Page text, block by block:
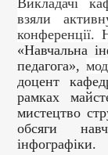
Викладачі
взяли
конференції.
«Навчальна
педагога»,
доцент
рамках
мистецтво
обсяги
інфографіки.